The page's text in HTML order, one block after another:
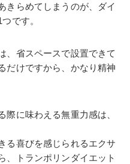
きらめてしまうのが、ダイ
です。
、省スペースで設置できて
だけですから、かなり精神
際に味わえる無重力感は、
る喜びを感じられるエクサ
、トランポリンダイエット